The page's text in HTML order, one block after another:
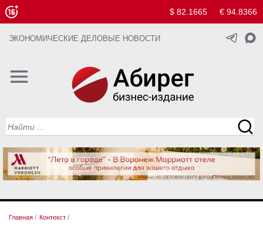
$ 82.1665 € 94.8366
ЭКОНОМИЧЕСКИЕ ДЕЛОВЫЕ НОВОСТИ
Главная / Контекст /